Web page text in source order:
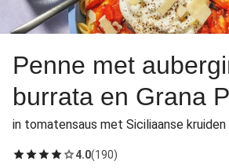
Penne met
burrata en Grana
in tomatensaus met Siciliaanse kruiden
4.0(190)